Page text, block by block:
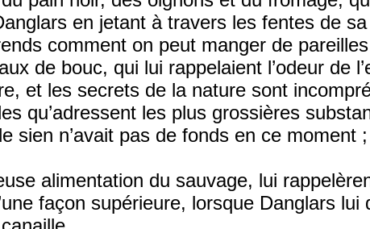
en jetant à travers les fentes de
comment on peut manger de
de bouc, qui lui rappelaient l’odeur de
et les secrets de la nature sont
qu’adressent les plus grossières
sien n’avait pas de fonds en ce moment
alimentation du sauvage, lui
façon supérieure, lorsque Danglars